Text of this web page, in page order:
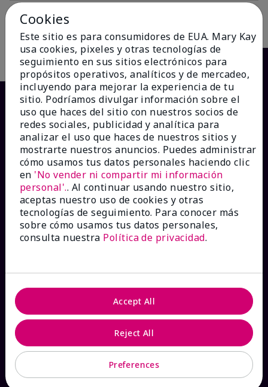
Descripción
¿CÓMO PODEMOS AYUDAR?
Recibe e-mails
Contáctanos
Catálogos interactivos
Preguntas frecuentes
Cookies
Este sitio es para consumidores de EUA. Mary Kay
usa cookies, pixeles y otras tecnologías de
seguimiento en sus sitios electrónicos para
propósitos operativos, analíticos y de mercadeo,
incluyendo para mejorar la experiencia de tu
sitio. Podríamos divulgar información sobre el
uso que haces del sitio con nuestros socios de
redes sociales, publicidad y analítica para
analizar el uso que haces de nuestros sitios y
mostrarte nuestros anuncios. Puedes administrar
cómo usamos tus datos personales haciendo clic
en 'No vender ni compartir mi información
personal'.. Al continuar usando nuestro sitio,
aceptas nuestro uso de cookies y otras
tecnologías de seguimiento. Para conocer más
sobre cómo usamos tus datos personales,
consulta nuestra Política de privacidad.
Preferences
Reject All
Accept All